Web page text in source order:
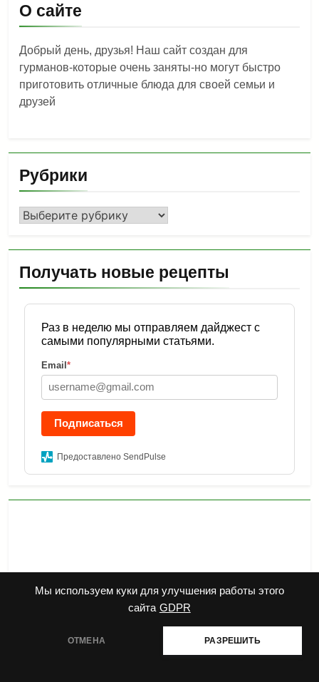
Мы используем куки для улучшения работы этого
сайта GDPR
ОТМЕНА РАЗРЕШИТЬ
О сайте
Добрый день, друзья! Наш сайт создан для
гурманов-которые очень заняты-но могут быстро
приготовить отличные блюда для своей семьи и
друзей
Рубрики
Рубрики
Получать новые рецепты
Раз в неделю мы отправляем дайджест с
самыми популярными статьями.
Email *
Подписаться
Предоставлено SendPulse